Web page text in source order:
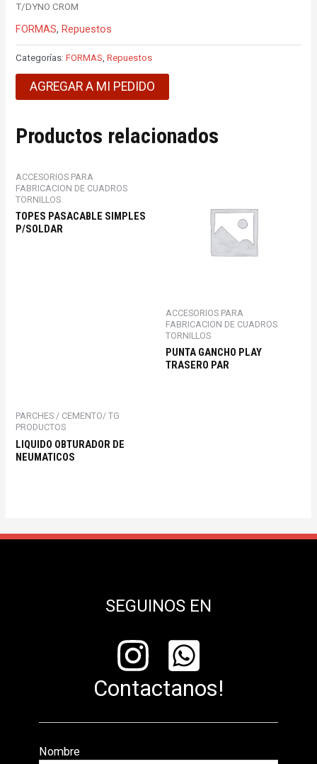
T/DYNO CROM
FORMAS,Repuestos
Categorías:FORMAS,Repuestos
AGREGAR A MI PEDIDO
Productos relacionados
ACCESORIOS PARA
FABRICACION DE CUADROS
TORNILLOS
TOPES PASACABLE SIMPLES
P/SOLDAR
ACCESORIOS PARA
FABRICACION DE CUADROS
TORNILLOS
PUNTA GANCHO PLAY
TRASERO PAR
PARCHES / CEMENTO/ TG
PRODUCTOS
LIQUIDO OBTURADOR DE
NEUMATICOS
SEGUINOS EN
Contactanos!
Nombre